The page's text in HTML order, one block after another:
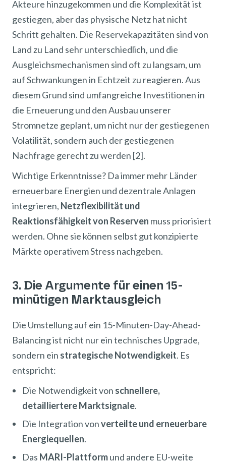
Akteure hinzugekommen und die Komplexität ist
gestiegen, aber das physische Netz hat nicht
Schritt gehalten. Die Reservekapazitäten sind von
Land zu Land sehr unterschiedlich, und die
Ausgleichsmechanismen sind oft zu langsam, um
auf Schwankungen in Echtzeit zu reagieren. Aus
diesem Grund sind umfangreiche Investitionen in
die Erneuerung und den Ausbau unserer
Stromnetze geplant, um nicht nur der gestiegenen
Volatilität, sondern auch der gestiegenen
Nachfrage gerecht zu werden [2].
Wichtige Erkenntnisse? Da immer mehr Länder
erneuerbare Energien und dezentrale Anlagen
integrieren, Netzflexibilität und
Reaktionsfähigkeit von Reserven muss priorisiert
werden. Ohne sie können selbst gut konzipierte
Märkte operativem Stress nachgeben.
3. Die Argumente für einen 15-
minütigen Marktausgleich
Die Umstellung auf ein 15-Minuten-Day-Ahead-
Balancing ist nicht nur ein technisches Upgrade,
sondern ein strategische Notwendigkeit. Es
entspricht:
Die Notwendigkeit von schnellere,
detailliertere Marktsignale.
Die Integration vonverteilte und erneuerbare
Energiequellen.
Das MARI-Plattformund andere EU-weite